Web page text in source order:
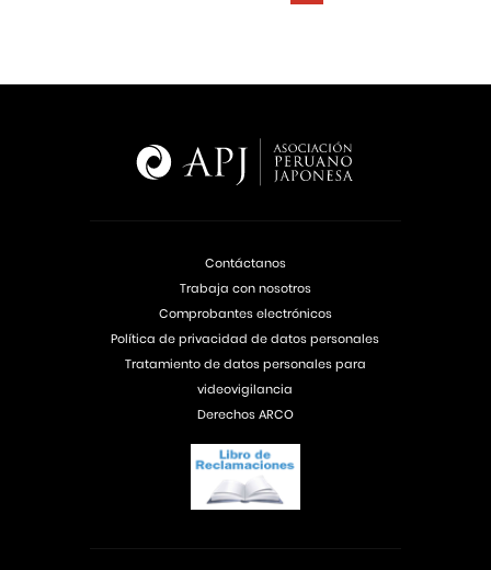
Contáctanos
Trabaja con nosotros
Comprobantes electrónicos
Política de privacidad de datos personales
Tratamiento de datos personales para
videovigilancia
Derechos ARCO